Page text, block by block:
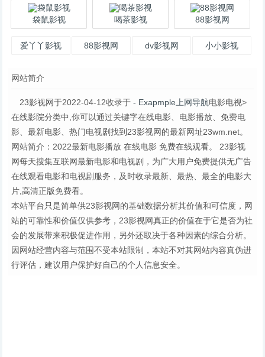
袋鼠影视 喝茶影视 88影视网
爱丫丫影视 88影视网 dv影视网 小小影视
网站简介
23影视网于2022-04-12收录于 - Exapmple上网导航电影电视>
在线影院分类中,你可以通过关键字在线电影、电影播放、免费电
影、最新电影、热门电视剧找到23影视网的最新网址23wm.net。
网站简介：2022最新电影播放 在线电影 免费在线观看。 23影视
网每天搜集互联网最新电影和电视剧，为广大用户免费提供无广告
在线观看电影和电视剧服务，及时收录最新、最热、最全的电影大
片,高清正版免费看。
本站平台只是简单供23影视网的基础数据分析其价值和可信度，网
站的可靠性和价值仅供参考，23影视网真正的价值在于它是否为社
会的发展带来积极促进作用，另外还取决于各种因素的综合分析。
因网站经营内容与范围不受本站限制，本站不对其网站内容真伪进
行评估，建议用户保护好自己的个人信息安全。